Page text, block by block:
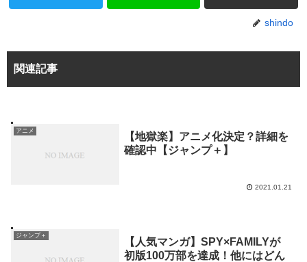
shindo
関連記事
アニメ
【地獄楽】アニメ化決定？詳細を
確認中【ジャンプ＋】
2021.01.21
ジャンプ＋
【人気マンガ】SPY×FAMILYが
初版100万部を達成！他にはどん